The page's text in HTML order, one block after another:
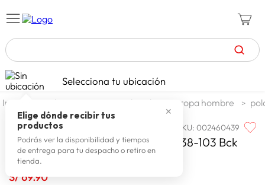
TÉRMINOS MÁS BUSCADOS
1. celulares
2. zapatillas mujer
3. zapatillas hombre
4. moda
5 . zapatillas
Selecciona tu ubicación
✕
Elige dónde recibir tus
productos
Podrás ver la disponibilidad y tiempos
de entrega para tu despacho o retiro en
tienda.
moda y accesorios hombre ropa hombre
HUNTINGTON SKU:002460439
Huntington Polo M/cnegro 630-038-103 Bck
S/ 69.90